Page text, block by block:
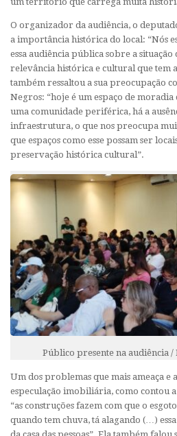
O organizador da audiência, o
a importância histórica do local: “Nós
essa audiência pública sobre a situação
relevância histórica e cultural que tem
também ressaltou a sua preocupação
Negros: “hoje é um espaço de moradia
uma comunidade periférica, há a
infraestrutura, o que nos preocupa
que espaços como esse possam ser
preservação histórica cultural”.
Público presente na audiência /
Um dos problemas que mais ameaça e
especulação imobiliária, como contou
“as construções fazem com que o
quando tem chuva, tá alagando (…)